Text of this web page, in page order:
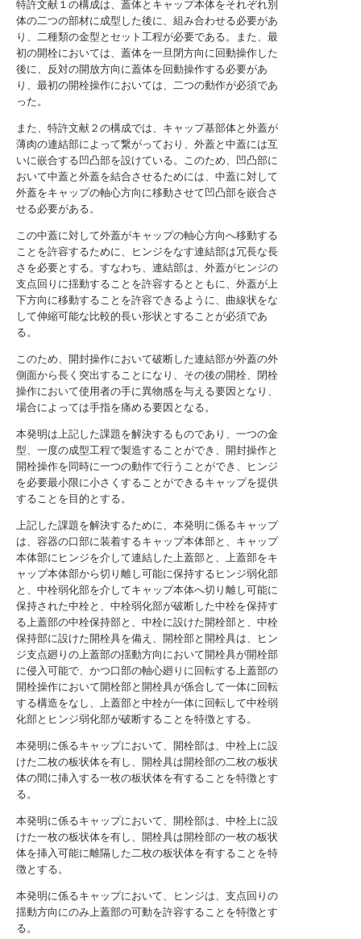
特許文献１の構成は、蓋体とキャップ本体をそれぞれ別
体の二つの部材に成型した後に、組み合わせる必要があ
り、二種類の金型とセット工程が必要である。また、最
初の開栓においては、蓋体を一旦閉方向に回動操作した
後に、反対の開放方向に蓋体を回動操作する必要があ
り、最初の開栓操作においては、二つの動作が必須であ
った。
また、特許文献２の構成では、キャップ基部体と外蓋が
薄肉の連結部によって繋がっており、外蓋と中蓋には互
いに嵌合する凹凸部を設けている。このため、凹凸部に
おいて中蓋と外蓋を結合させるためには、中蓋に対して
外蓋をキャップの軸心方向に移動させて凹凸部を嵌合さ
せる必要がある。
この中蓋に対して外蓋がキャップの軸心方向へ移動する
ことを許容するために、ヒンジをなす連結部は冗長な長
さを必要とする。すなわち、連結部は、外蓋がヒンジの
支点回りに揺動することを許容するとともに、外蓋が上
下方向に移動することを許容できるように、曲線状をな
して伸縮可能な比較的長い形状とすることが必須であ
る。
このため、開封操作において破断した連結部が外蓋の外
側面から長く突出することになり、その後の開栓、閉栓
操作において使用者の手に異物感を与える要因となり、
場合によっては手指を痛める要因となる。
本発明は上記した課題を解決するものであり、一つの金
型、一度の成型工程で製造することができ、開封操作と
開栓操作を同時に一つの動作で行うことができ、ヒンジ
を必要最小限に小さくすることができるキャップを提供
することを目的とする。
上記した課題を解決するために、本発明に係るキャップ
は、容器の口部に装着するキャップ本体部と、キャップ
本体部にヒンジを介して連結した上蓋部と、上蓋部をキ
ャップ本体部から切り離し可能に保持するヒンジ弱化部
と、中栓弱化部を介してキャップ本体へ切り離し可能に
保持された中栓と、中栓弱化部が破断した中栓を保持す
る上蓋部の中栓保持部と、中栓に設けた開栓部と、中栓
保持部に設けた開栓具を備え、開栓部と開栓具は、ヒン
ジ支点廻りの上蓋部の揺動方向において開栓具が開栓部
に侵入可能で、かつ口部の軸心廻りに回転する上蓋部の
開栓操作において開栓部と開栓具が係合して一体に回転
する構造をなし、上蓋部と中栓が一体に回転して中栓弱
化部とヒンジ弱化部が破断することを特徴とする。
本発明に係るキャップにおいて、開栓部は、中栓上に設
けた二枚の板状体を有し、開栓具は開栓部の二枚の板状
体の間に挿入する一枚の板状体を有することを特徴とす
る。
本発明に係るキャップにおいて、開栓部は、中栓上に設
けた一枚の板状体を有し、開栓具は開栓部の一枚の板状
体を挿入可能に離隔した二枚の板状体を有することを特
徴とする。
本発明に係るキャップにおいて、ヒンジは、支点回りの
揺動方向にのみ上蓋部の可動を許容することを特徴とす
る。